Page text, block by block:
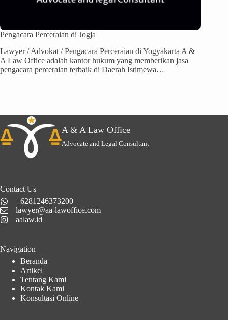
Pengacara Perceraian di Jogja
Lawyer / Advokat / Pengacara Perceraian di Yogyakarta A &
A Law Office adalah kantor hukum yang memberikan jasa
pengacara perceraian terbaik di Daerah Istimewa…
A & A Law Office
Advocate and Legal Consultant
Contact Us
+6281246373200
lawyer@aa-lawoffice.com
aalaw.id
Navigation
Beranda
Artikel
Tentang Kami
Kontak Kami
Konsultasi Online